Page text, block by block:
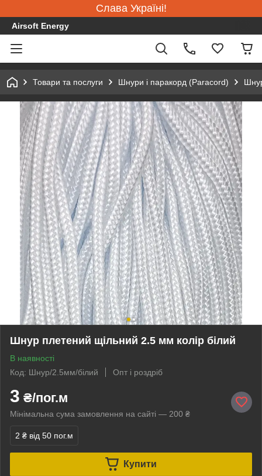
Слава Україні!
Airsoft Energy
Товари та послуги Шнури і паракорд (Paracord)
Шнур плетений щільний 2.5 мм колір білий
В наявності
Код: Шнур/2.5мм/білий
Опт і роздріб
3 ₴/пог.м
Мінімальна сума замовлення на сайті — 200 ₴
2 ₴ від 50 пог.м
Купити